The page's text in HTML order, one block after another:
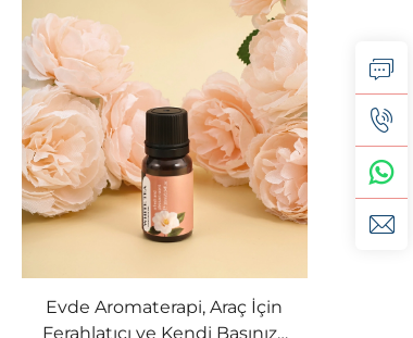
Evde Aromaterapi, Araç İçin
Ferahlatıcı ve Kendi Başınıza